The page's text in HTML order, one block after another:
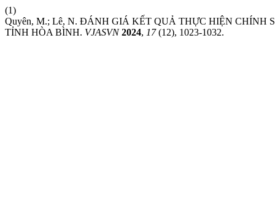
(1)
Quyên, M.; Lê, N. ĐÁNH GIÁ KẾT QUẢ THỰC HIỆN
TỈNH HÒA BÌNH. VJASVN 2024, 17(12), 1023-1032.